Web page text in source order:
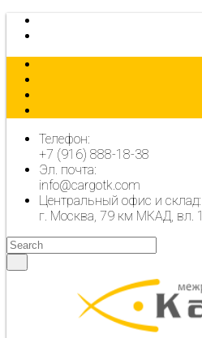
Телефон:
+7 (916) 888-18-38
Эл. почта:
info@cargotk.com
Центральный офис и склад:
г. Москва, 79 км МКАД, вл. 1